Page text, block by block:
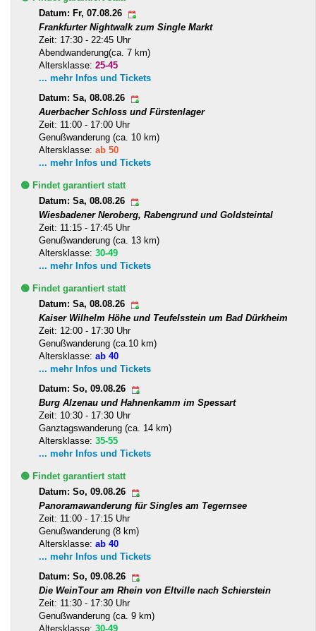
Datum: Fr, 07.08.26
Frankfurter Nightwalk zum Single Markt
Zeit: 17:30 - 22:45 Uhr
Abendwanderung(ca. 7 km)
Altersklasse: 25-45
... mehr Infos und Tickets
Datum: Sa, 08.08.26
Auerbacher Schloss und Fürstenlager
Zeit: 11:00 - 17:00 Uhr
Genußwanderung (ca. 10 km)
Altersklasse: ab 50
... mehr Infos und Tickets
🟢 Findet garantiert statt
Datum: Sa, 08.08.26
Wiesbadener Neroberg, Rabengrund und Goldsteintal
Zeit: 11:15 - 17:45 Uhr
Genußwanderung (ca. 13 km)
Altersklasse: 30-49
... mehr Infos und Tickets
🟢 Findet garantiert statt
Datum: Sa, 08.08.26
Kaiser Wilhelm Höhe und Teufelsstein um Bad Dürkheim
Zeit: 12:00 - 17:30 Uhr
Genußwanderung (ca.10 km)
Altersklasse: ab 40
... mehr Infos und Tickets
Datum: So, 09.08.26
Burg Alzenau und Hahnenkamm im Spessart
Zeit: 10:30 - 17:30 Uhr
Ganztagswanderung (ca. 14 km)
Altersklasse: 35-55
... mehr Infos und Tickets
🟢 Findet garantiert statt
Datum: So, 09.08.26
Panoramawanderung für Singles am Tegernsee
Zeit: 11:00 - 17:15 Uhr
Genußwanderung (8 km)
Altersklasse: ab 40
... mehr Infos und Tickets
Datum: So, 09.08.26
Die WeinTour am Rhein von Eltville nach Schierstein
Zeit: 11:30 - 17:30 Uhr
Genußwanderung (ca. 9 km)
Altersklasse: 30-49